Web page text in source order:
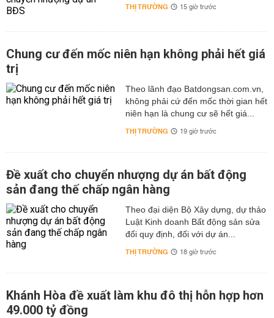
THỊ TRƯỜNG 15 giờ trước
Chung cư đến mốc niên hạn không phải hết giá
trị
Theo lãnh đạo Batdongsan.com.vn,
không phải cứ đến mốc thời gian hết
niên hạn là chung cư sẽ hết giá...
THỊ TRƯỜNG 19 giờ trước
Đề xuất cho chuyển nhượng dự án bất động
sản đang thế chấp ngân hàng
Theo đại diện Bộ Xây dựng, dự thảo
Luật Kinh doanh Bất động sản sửa
đổi quy định, đối với dự án...
THỊ TRƯỜNG 18 giờ trước
Khánh Hòa đề xuất làm khu đô thị hỗn hợp hơn
49.000 tỷ đồng